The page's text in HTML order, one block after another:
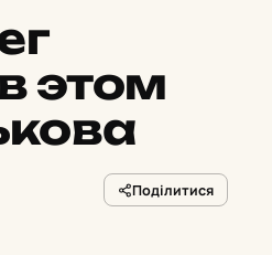
этом
Поділитися